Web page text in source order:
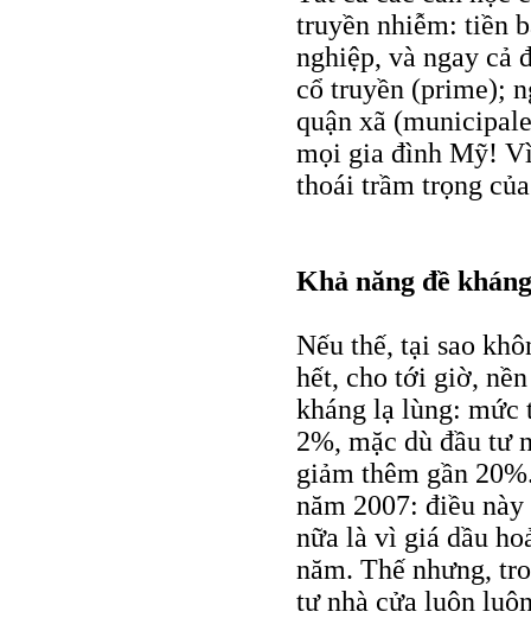
truyền nhiễm: tiền
nghiệp, và ngay cả
cổ truyền (prime);
quận xã
mọi gia đình Mỹ! Vì
thoái trầm trọng
Khả năng đề kháng
Nếu thế, tại sao
hết, cho tới giờ,
kháng lạ lùng: mức
2%, mặc dù đầu tư
giảm thêm gần
năm 2007: điều
nữa là vì giá dầu
năm. Thế nhưng,
tư nhà cửa luôn